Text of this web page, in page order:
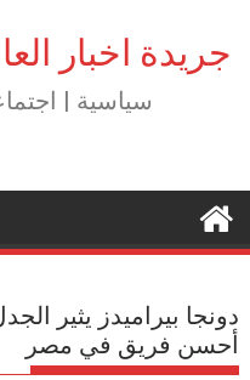
content
جريدة اخبار
سياسية |
دونجا بيراميدز يثير
أحسن فريق في مصر